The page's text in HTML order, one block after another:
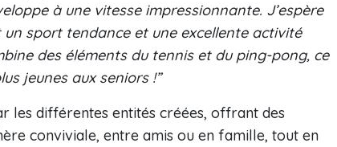
à une vitesse impressionnante. J’espère
sport tendance et une excellente activité
des éléments du tennis et du ping-pong, ce
jeunes aux seniors !”
les différentes entités créées, offrant des
conviviale, entre amis ou en famille, tout en